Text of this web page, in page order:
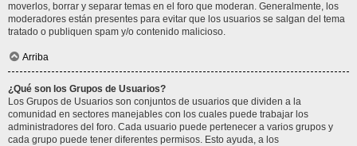
moverlos, borrar y separar temas en el foro que moderan. Generalmente, los
moderadores están presentes para evitar que los usuarios se salgan del tema
tratado o publiquen spam y/o contenido malicioso.
Arriba
¿Qué son los Grupos de Usuarios?
Los Grupos de Usuarios son conjuntos de usuarios que dividen a la
comunidad en sectores manejables con los cuales puede trabajar los
administradores del foro. Cada usuario puede pertenecer a varios grupos y
cada grupo puede tener diferentes permisos. Esto ayuda, a los